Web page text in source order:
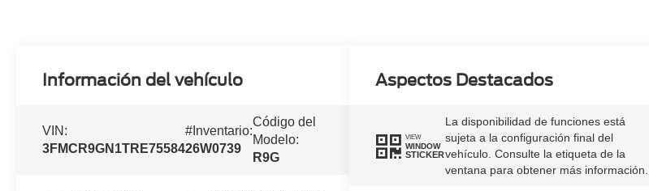
Información del vehículo
VIN:
3FMCR9GN1TRE75584
#Inventario:
26W0739
Código del
Modelo:
R9G
Aspectos Destacados
VIEW
WINDOW
STICKER
La disponibilidad de funciones está
sujeta a la configuración final del
vehículo. Consulte la etiqueta de la
ventana para obtener más información.